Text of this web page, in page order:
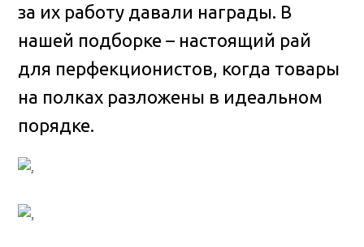
за их работу давали награды. В
нашей подборке – настоящий рай
для перфекционистов, когда товары
на полках разложены в идеальном
порядке.